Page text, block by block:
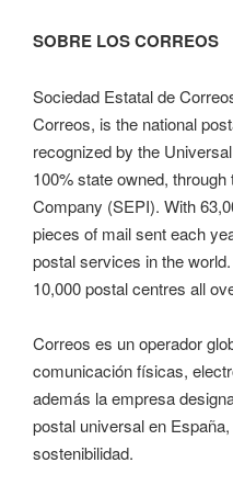
SOBRE LOS CORREOS
Sociedad Estatal de
Correos, is the national
recognized by the
100% state owned,
Company (SEPI). With
pieces of mail sent each
postal services in the
10,000 postal centres all
Correos es un operador
comunicación físicas,
además la empresa
postal universal en
sostenibilidad.